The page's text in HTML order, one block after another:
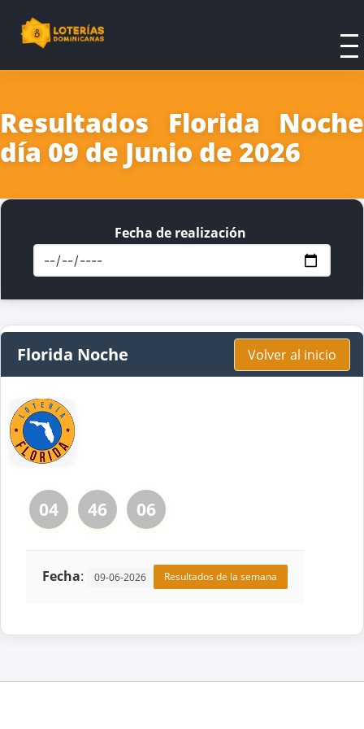
Resultados Florida Noche
día 09 de Junio de 2026
Fecha de realización
Florida Noche Volver al inicio
04 46 06
Fecha: 09-06-2026 Resultados de la semana